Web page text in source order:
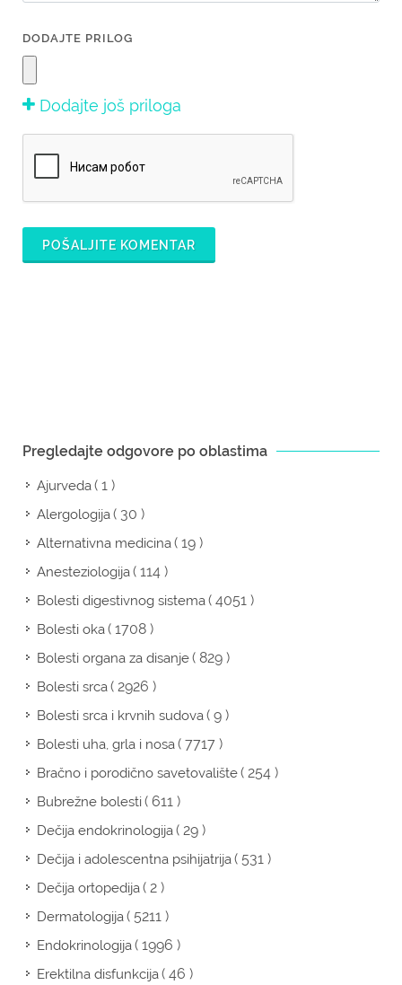
DODAJTE PRILOG
Dodajte još priloga
POŠALJITE KOMENTAR
Pregledajte odgovore po oblastima
Ajurveda( 1 )
Alergologija( 30 )
Alternativna medicina( 19 )
Anesteziologija( 114 )
Bolesti digestivnog sistema( 4051 )
Bolesti oka( 1708 )
Bolesti organa za disanje( 829 )
Bolesti srca( 2926 )
Bolesti srca i krvnih sudova( 9 )
Bolesti uha, grla i nosa( 7717 )
Bračno i porodično savetovalište( 254 )
Bubrežne bolesti( 611 )
Dečija endokrinologija( 29 )
Dečija i adolescentna psihijatrija( 531 )
Dečija ortopedija( 2 )
Dermatologija( 5211 )
Endokrinologija( 1996 )
Erektilna disfunkcija( 46 )